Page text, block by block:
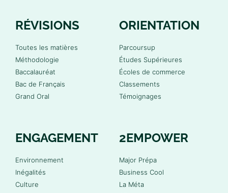
RÉVISIONS
Toutes les matières
Méthodologie
Baccalauréat
Bac de Français
Grand Oral
ORIENTATION
Parcoursup
Études Supérieures
Écoles de commerce
Classements
Témoignages
ENGAGEMENT
Environnement
Inégalités
Culture
2EMPOWER
Major Prépa
Business Cool
La Méta